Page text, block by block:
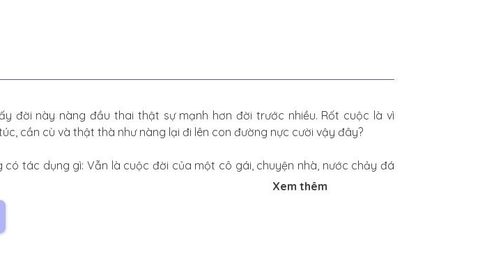
đời này nàng đầu thai thật sự mạnh hơn đời trước nhiều. Rốt cuộc là vì
cần cù và thật thà như nàng lại đi lên con đường nực cười vậy đây?
có tác dụng gì: Vẫn là cuộc đời của một cô gái, chuyện nhà, nước chảy đá
nam chính và nữ chính, hình tượng phần lớn nhân vật đều không hoàn mỹ,
Xem thêm